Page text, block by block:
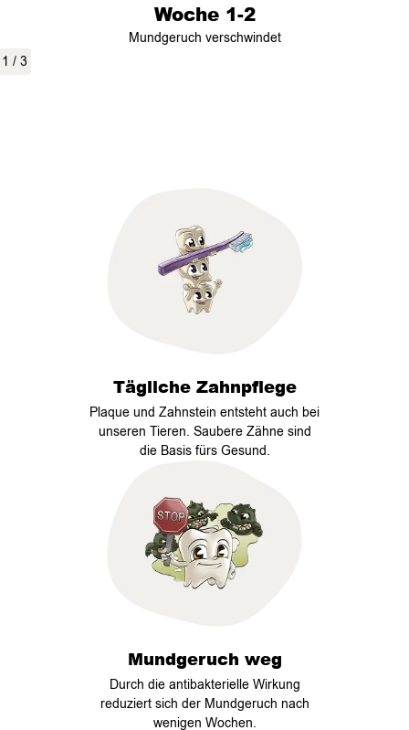
Woche 1-2
Mundgeruch verschwindet
1 / 3
Tägliche Zahnpflege
Plaque und Zahnstein entsteht auch bei
unseren Tieren. Saubere Zähne sind
die Basis fürs Gesund.
Mundgeruch weg
Durch die antibakterielle Wirkung
reduziert sich der Mundgeruch nach
wenigen Wochen.